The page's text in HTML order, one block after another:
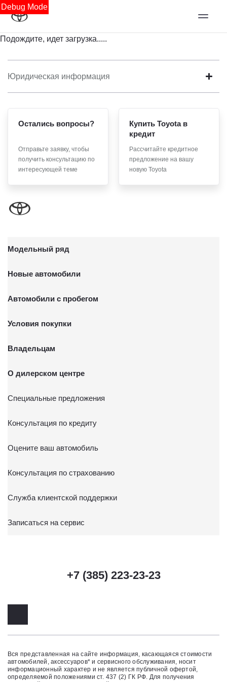
Debug Mode
Подождите, идет загрузка.....
Юридическая информация
Остались вопросы?
Отправьте заявку, чтобы
получить консультацию по
интересующей теме
Купить Toyota в
кредит
Рассчитайте кредитное
предложение на вашу
новую Toyota
Модельный ряд
Новые автомобили
Автомобили с пробегом
Условия покупки
Владельцам
О дилерском центре
Специальные предложения
Консультация по кредиту
Оцените ваш автомобиль
Консультация по страхованию
Служба клиентской поддержки
Записаться на сервис
+7 (385) 223-23-23
Вся представленная на сайте информация, касающаяся стоимости
автомобилей, аксессуаров* и сервисного обслуживания, носит
информационный характер и не является публичной офертой,
определяемой положениями ст. 437 (2) ГК РФ. Для получения